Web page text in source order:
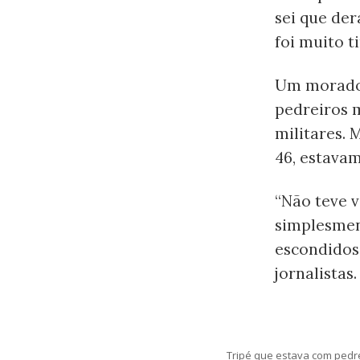
sei que
foi muito
Um
pedreiros
militares.
46,
“Não teve
jornalistas.
Tripé que estava com